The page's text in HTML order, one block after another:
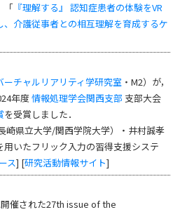
「 『理解する』 認知症患者の体験をVR
介護従事者との相互理解を育成するケ
ーチャルリアリティ学研究室 ・M2）が，
年度情報処理学会関西支部 支部大会
を受賞しました．
崎県立大学/関西学院大学）・井村誠孝
用いたフリック入力の習得支援システ
ス] [研究活動情報サイト]
開催された27th issue of the